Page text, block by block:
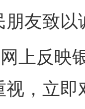
朋友致以
反映银
视，立